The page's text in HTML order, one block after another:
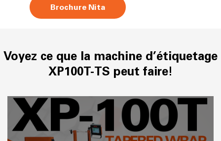
Brochure Nita
Voyez ce que la machine d’étiquetage
XP100T-TS peut faire!
https://vimeo.com/manage/videos/779326051